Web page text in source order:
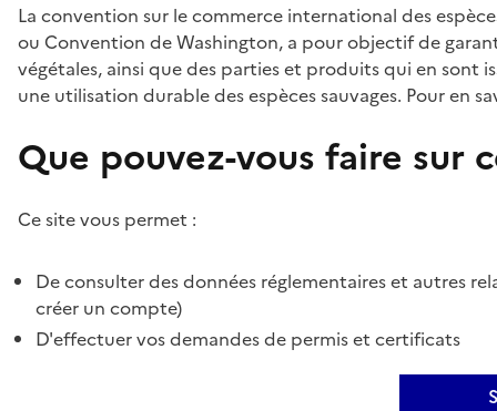
La convention sur le commerce international des
ou Convention de Washington, a pour objectif de
végétales, ainsi que des parties et produits qui en sont
une utilisation durable des espèces sauvages. Pour en
Que pouvez-vous faire sur
Ce site vous permet :
De consulter des données réglementaires et autres
créer un compte)
D'effectuer vos demandes de permis et certificats